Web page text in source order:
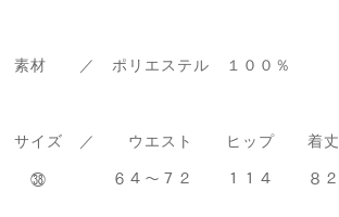
素材 ／ ポリエステル １００％
サイズ ／ ウエスト ヒップ 着丈
㊳ ６４～７２ １１４ ８２